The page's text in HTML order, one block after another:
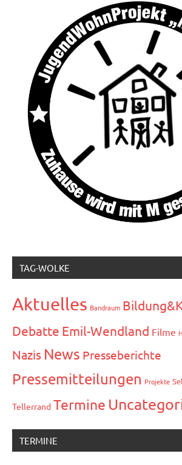
TAG-WOLKE
Aktuelles Bandraum
Debatte Emil-Wendland Filme
Nazis News Presseberichte
Pressemitteilungen Projekte
Tellerrand Termine
TERMINE